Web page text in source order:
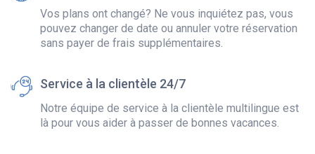
Vos plans ont changé? Ne vous inquiétez pas, vous
pouvez changer de date ou annuler votre réservation
sans payer de frais supplémentaires.
Service à la clientèle 24/7
Notre équipe de service à la clientèle multilingue est
là pour vous aider à passer de bonnes vacances.